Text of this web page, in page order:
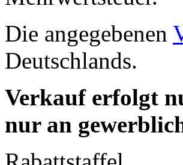
Die angegebenen
Deutschlands.
Verkauf erfolgt
nur an